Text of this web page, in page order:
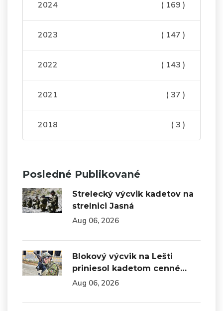
2024 ( 169 )
2023 ( 147 )
2022 ( 143 )
2021 ( 37 )
2018 ( 3 )
Posledné Publikované
Strelecký výcvik kadetov na
strelnici Jasná
Aug 06, 2026
Blokový výcvik na Lešti
priniesol kadetom cenné…
Aug 06, 2026